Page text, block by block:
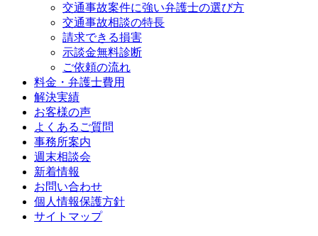
交通事故案件に強い弁護士の選び方
交通事故相談の特長
請求できる損害
示談金無料診断
ご依頼の流れ
料金・弁護士費用
解決実績
お客様の声
よくあるご質問
事務所案内
週末相談会
新着情報
お問い合わせ
個人情報保護方針
サイトマップ